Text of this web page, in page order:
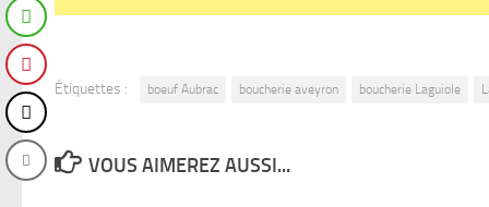
Étiquettes : boeuf Aubrac boucherie aveyron boucherie Laguiole
VOUS AIMEREZ AUSSI...